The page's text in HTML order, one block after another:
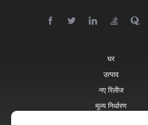
घर
उत्पाद
नए रिलीज
मूल्य निर्धारण